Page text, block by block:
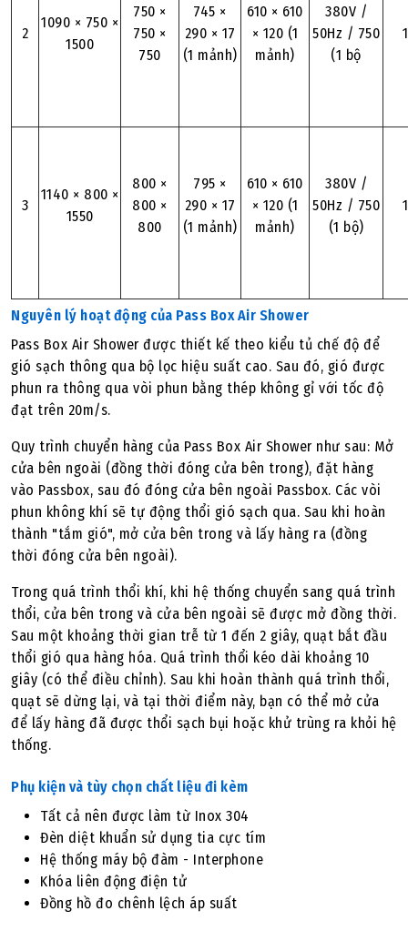
2
1090 × 750 ×
1500
750 ×
750 ×
750
745 ×
290 × 17
(1 mảnh)
610 × 610
× 120 (1
mảnh)
380V /
50Hz / 750
(1 bộ
3
1140 × 800 ×
1550
800 ×
800 ×
800
795 ×
290 × 17
(1 mảnh)
610 × 610
× 120 (1
mảnh)
380V /
50Hz / 750
(1 bộ)
Nguyên lý hoạt động của Pass Box Air Shower
Pass Box Air Shower được thiết kế theo kiểu tủ chế độ để
gió sạch thông qua bộ lọc hiệu suất cao. Sau đó, gió được
phun ra thông qua vòi phun bằng thép không gỉ với tốc độ
đạt trên 20m/s.
Quy trình chuyển hàng của Pass Box Air Shower như sau: Mở
cửa bên ngoài (đồng thời đóng cửa bên trong), đặt hàng
vào Passbox, sau đó đóng cửa bên ngoài Passbox. Các vòi
phun không khí sẽ tự động thổi gió sạch qua. Sau khi hoàn
thành "tắm gió", mở cửa bên trong và lấy hàng ra (đồng
thời đóng cửa bên ngoài).
Trong quá trình thổi khí, khi hệ thống chuyển sang quá trình
thổi, cửa bên trong và cửa bên ngoài sẽ được mở đồng thời.
Sau một khoảng thời gian trễ từ 1 đến 2 giây, quạt bắt đầu
thổi gió qua hàng hóa. Quá trình thổi kéo dài khoảng 10
giây (có thể điều chỉnh). Sau khi hoàn thành quá trình thổi,
quạt sẽ dừng lại, và tại thời điểm này, bạn có thể mở cửa
để lấy hàng đã được thổi sạch bụi hoặc khử trùng ra khỏi hệ
thống.
Phụ kiện và tùy chọn chất liệu đi kèm
Tất cả nên được làm từ Inox 304
Đèn diệt khuẩn sử dụng tia cực tím
Hệ thống máy bộ đàm - Interphone
Khóa liên động điện tử
Đồng hồ đo chênh lệch áp suất